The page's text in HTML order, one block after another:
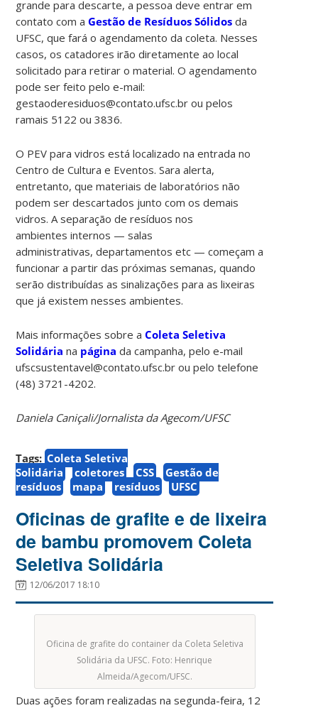
grande para descarte, a pessoa deve entrar em
contato com aGestão de Resíduos Sólidos da
UFSC, que fará o agendamento da coleta. Nesses
casos, os catadores irão diretamente ao local
solicitado para retirar o material. O agendamento
pode ser feito pelo e-mail:
gestaoderesiduos@contato.ufsc.br ou pelos
ramais 5122 ou 3836.
O PEV para vidros está localizado na entrada no
Centro de Cultura e Eventos. Sara alerta,
entretanto, que materiais de laboratórios não
podem ser descartados junto com os demais
vidros. A separação de resíduos nos
ambientes internos — salas
administrativas, departamentos etc — começam a
funcionar a partir das próximas semanas, quando
serão distribuídas as sinalizações para as lixeiras
que já existem nesses ambientes.
Mais informações sobre aColeta Seletiva
Solidária na página da campanha, pelo e-mail
ufscsustentavel@contato.ufsc.br ou pelo telefone
(48) 3721-4202.
Daniela Caniçali/Jornalista da Agecom/UFSC
Tags: Coleta Seletiva
Solidária
coletores CSS
Gestão de
resíduos
mapa resíduos UFSC
Oficinas de grafite e de lixeira
de bambu promovem Coleta
Seletiva Solidária
12/06/2017 18:10
Oficina de grafite do container da Coleta Seletiva
Solidária da UFSC. Foto: Henrique
Almeida/Agecom/UFSC.
Duas ações foram realizadas na segunda-feira, 12